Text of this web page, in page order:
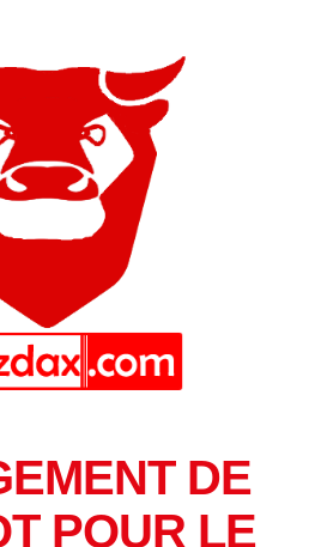
DE
POUR LE